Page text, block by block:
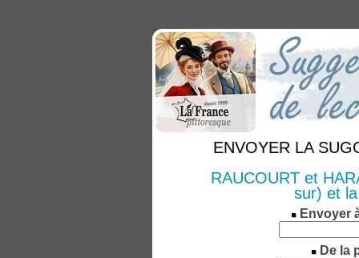
ENVOYER LA
RAUCOURT et
sur) et
Envoyer
De la